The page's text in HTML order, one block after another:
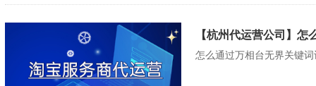
【杭州代运营公司】
怎么通过万相台无界关键